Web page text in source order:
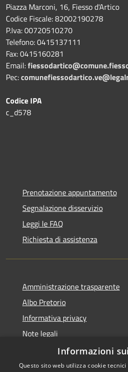
Piazza Marconi, 16, Fiesso d'Artico
Codice Fiscale: 82002190278
P.Iva: 00720510270
Telefono:0415137111
Fax:0415160281
Email:
Pec:
Codice IPA
c_d578
Prenotazione appuntamento
Segnalazione disservizio
Leggi le FAQ
Richiesta di assistenza
Amministrazione trasparente
Albo Pretorio
Informativa privacy
Note legali
Dichiarazione di accessibilità
Informazioni
Questo sito web utilizza cookie